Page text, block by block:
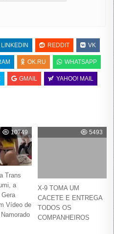
LINKEDIN REDDIT VK
OK.RU WHATSAPP
GMAIL YAHOO! MAIL
10749
Trans
a
Gera
Vídeo de
5493
X-9 TOMA UM
CACETE E ENTREGA
TODOS OS
COMPANHEIROS